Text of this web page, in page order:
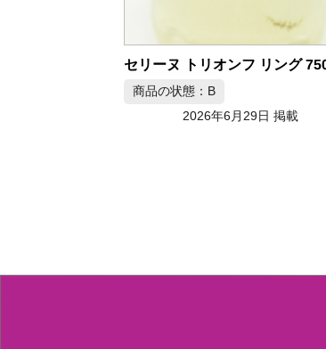
セリーヌ トリオンフ リング 750ホワイトゴールド 色石 ダイヤ
商品の状態：C
2026年6月29日 掲載